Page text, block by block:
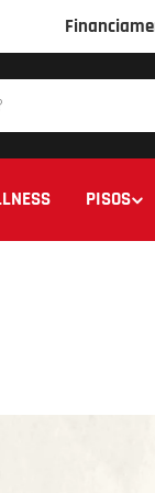
PISOS